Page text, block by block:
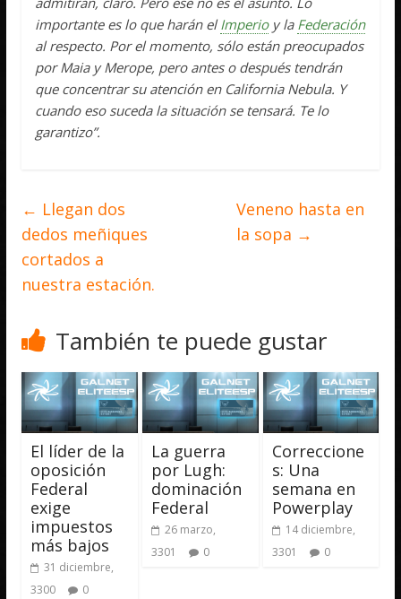
importante es lo que harán el Imperioy la Federación
al respecto. Por el momento, sólo están preocupados
por Maia y Merope, pero antes o después tendrán
que concentrar su atención en California Nebula. Y
cuando eso suceda la situación se tensará. Te lo
garantizo”.
← Llegan dos
dedos meñiques
cortados a
nuestra estación.
Veneno hasta en
la sopa →
También te puede gustar
El líder de la
oposición
Federal
exige
impuestos
más bajos
31 diciembre,
3300
0
La guerra
por Lugh:
dominación
Federal
26 marzo,
3301
0
Correccione
s: Una
semana en
Powerplay
14 diciembre,
3301
0